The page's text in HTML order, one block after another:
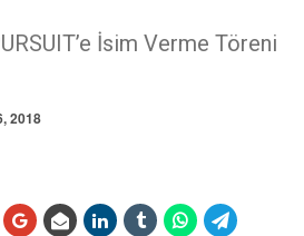
İsim Verme Töreni
2018